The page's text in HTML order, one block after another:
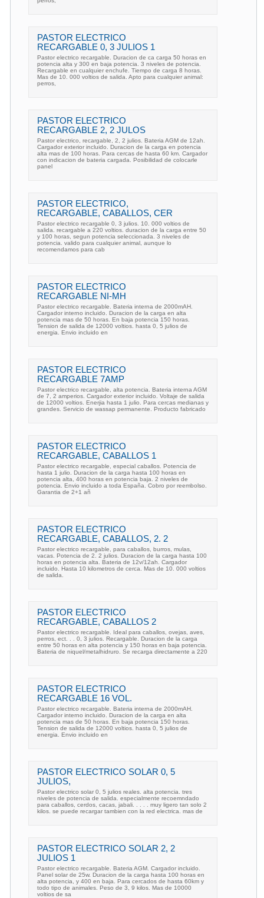
PASTOR ELECTRICO
RECARGABLE 0, 3 JULIOS 1
Pastor electrico recargable. Duracion de ca carga 50 horas en
potencia alta y 300 en baja potencia. 3 niveles de potencia.
Recargable en cualquier enchufe. Tiempo de carga 8 horas.
Mas de 10. 000 voltios de salida. Apto para cualquier animal:
perros,
PASTOR ELECTRICO
RECARGABLE 2, 2 JULOS
Pastor electrico, recargable, 2, 2 julios. Bateria AGM de 12ah.
Cargador exterior incluido. Duracion de la carga en potencia
alta mas de 100 horas. Para cercas de hasta 60 km. Cargador
con indicacion de bateria cargada. Posibilidad de colocarle
panel
PASTOR ELECTRICO,
RECARGABLE, CABALLOS, CER
Pastor electrico recargable 0, 3 julios. 10. 000 voltios de
salida. recargable a 220 voltios. duracion de la carga entre 50
y 100 horas, segun potencia seleccionada. 3 niveles de
potencia. valido para cualquier animal, aunque lo
recomendamos para cab
PASTOR ELECTRICO
RECARGABLE NI-MH
Pastor electrico recargable. Bateria interna de 2000mAH.
Cargador interno incluido. Duracion de la carga en alta
potencia mas de 50 horas. En baja potencia 150 horas.
Tension de salida de 12000 voltios. hasta 0, 5 julios de
energia. Envio incluido en
PASTOR ELECTRICO
RECARGABLE 7AMP
Pastor electrico recargable, alta potencia. Bateria interna AGM
de 7, 2 amperios. Cargador exterior incluido. Voltaje de salida
de 12000 voltios. Enerjia hasta 1 julio. Para cercas medianas y
grandes. Servicio de wassap permanente. Producto fabricado
PASTOR ELECTRICO
RECARGABLE, CABALLOS 1
Pastor electrico recargable, especial caballos. Potencia de
hasta 1 julio. Duracion de la carga hasta 100 horas en
potencia alta, 400 horas en potencia baja. 2 niveles de
potencia. Envio incluido a toda España. Cobro por reembolso.
Garantia de 2+1 añ
PASTOR ELECTRICO
RECARGABLE, CABALLOS, 2. 2
Pastor electrico recargable, para caballos, burros, mulas,
vacas. Potencia de 2. 2 julios. Duracion de la carga hasta 100
horas en potencia alta. Bateria de 12v/12ah. Cargador
incluido. Hasta 10 kilometros de cerca. Mas de 10. 000 voltios
de salida.
PASTOR ELECTRICO
RECARGABLE, CABALLOS 2
Pastor electrico recargable. Ideal para caballos, ovejas, aves,
perros, ect. . . 0, 3 julios. Recargable. Duracion de la carga
entre 50 horas en alta potencia y 150 horas en baja potencia.
Bateria de niquel/metalhidruro. Se recarga directamente a 220
PASTOR ELECTRICO
RECARGABLE 16 VOL.
Pastor electrico recargable. Bateria interna de 2000mAH.
Cargador interno incluido. Duracion de la carga en alta
potencia mas de 50 horas. En baja potencia 150 horas.
Tension de salida de 12000 voltios. hasta 0, 5 julios de
energia. Envio incluido en
PASTOR ELECTRICO SOLAR 0, 5
JULIOS,
Pastor electrico solar 0, 5 julios reales. alta potencia. tres
niveles de potencia de salida. especialmente recoemndado
para caballos, cerdos, cacas, jabali. . . . . muy ligero tan solo 2
kilos. se puede recargar tambien con la red electrica. mas de
PASTOR ELECTRICO SOLAR 2, 2
JULIOS 1
Pastor electrico recargable. Bateria AGM. Cargador incluido.
Panel solar de 25w. Duracion de la carga hasta 100 horas en
alta potencia, y 400 en baja. Para cercados de hasta 60km y
todo tipo de animales. Peso de 3, 9 kilos. Mas de 10000
voltios de sa